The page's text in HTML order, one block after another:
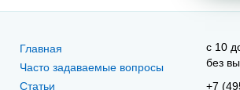
Главная
Часто задаваемые вопросы
Статьи
c 10
без
+7